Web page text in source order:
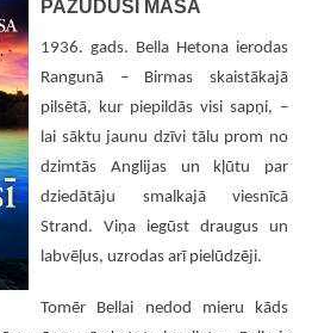
PAZUDUSĪ MĀSA
1936. gads. Bella Hetona ierodas
Rangunā – Birmas skaistākajā
pilsētā, kur piepildās visi sapņi, –
lai sāktu jaunu dzīvi tālu prom no
dzimtās Anglijas un kļūtu par
dziedātāju smalkajā viesnīcā
Strand. Viņa iegūst draugus un
labvēļus, uzrodas arī pielūdzēji.
Tomēr Bellai nedod mieru kāds